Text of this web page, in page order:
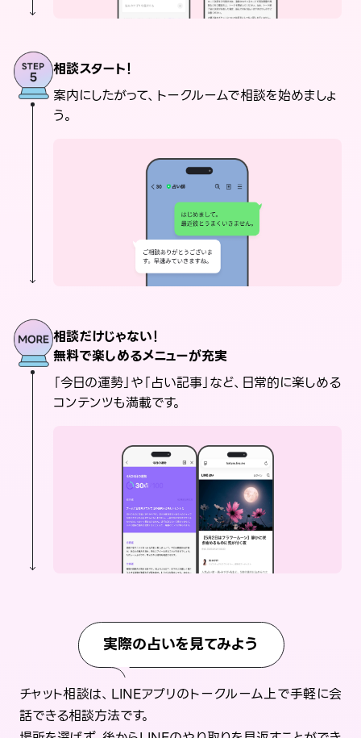
相談スタート！
案内にしたがって、トークルームで相談を始めましょ
う。
相談だけじゃない！
無料で楽しめるメニューが充実
「今日の運勢」や「占い記事」など、日常的に楽しめる
コンテンツも満載です。
実際の占いを見てみよう
チャット相談は、LINEアプリのトークルーム上で手軽に会
話できる相談方法です。